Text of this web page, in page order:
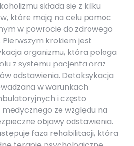
składa się z kilku
które mają na celu pomoc
w powrocie do zdrowego
Pierwszym krokiem jest
organizmu, która polega
z systemu pacjenta oraz
odstawienia. Detoksykacja
w warunkach
i często
ze względu na
objawy odstawienia.
faza rehabilitacji, która